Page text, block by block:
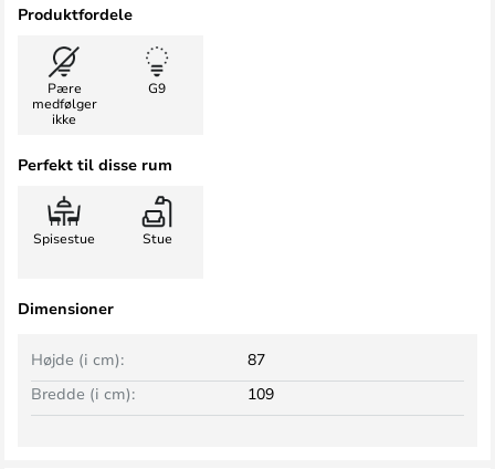
Produktfordele
Pære
medfølger
ikke
G9
Perfekt til disse rum
Spisestue Stue
Dimensioner
Bredde (i cm): 109
Højde (i cm): 87